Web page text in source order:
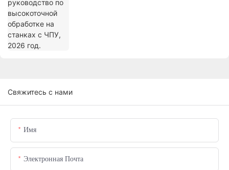
Свяжитесь с нами
Имя
Электронная Почта